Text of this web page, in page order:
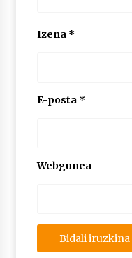
Izena *
E-posta *
Webgunea